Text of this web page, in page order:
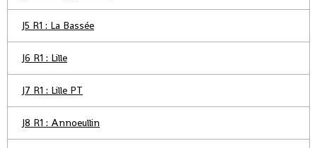
J5 R1 : La Bassée
J6 R1 : Lille
J7 R1 : Lille PT
J8 R1 : Annoeullin